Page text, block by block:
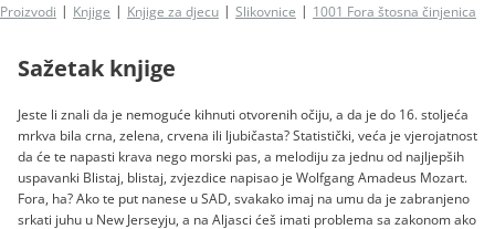
Proizvodi Knjige Knjige za djecu Slikovnice 1001 Fora štosna činjenica
Sažetak knjige
Jeste li znali da je nemoguće kihnuti otvorenih očiju, a da je do 16. stoljeća
mrkva bila crna, zelena, crvena ili ljubičasta? Statistički, veća je vjerojatnost
da će te napasti krava nego morski pas, a melodiju za jednu od najljepših
uspavanki Blistaj, blistaj, zvjezdice napisao je Wolfgang Amadeus Mozart.
Fora, ha? Ako te put nanese u SAD, svakako imaj na umu da je zabranjeno
srkati juhu u New Jerseyju, a na Aljasci ćeš imati problema sa zakonom ako